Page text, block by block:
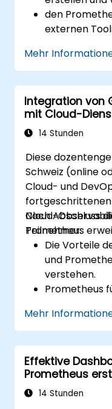
den
externen
umsetzen,
lösen.
Grafana zur
Verwaltung
Mehr
Integration von
mit Cloud-
14 Stunden
Diese
Schweiz (online
Cloud- und
fortgeschrittenen
Cloud-
Prometheus
Nach Abschluss
Teilnehmer:
Die Vorteile
und
verstehen.
Prometheus
Grafana zur
aus Cloud-
Cloud-native
nutzen, um
Überwachung
Mehr
Effektive
Prometheus
14 Stunden